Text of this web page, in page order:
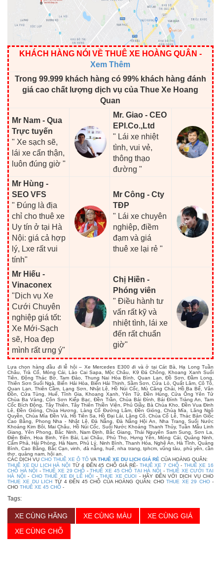
KHÁCH HÀNG NÓI VỀ THUÊ XE HOÀNG QUÂN -
Xem Thêm
Trong 99.999 khách hàng có 99% khách hàng đánh
giá cao chất lượng dịch vụ của Thue Xe Hoang
Quan
Mr Nam - Qua
Trực tuyến
" Xe sạch sẽ,
lái xe cẩn thận,
luôn đúng giờ "
Mr. Giao - CEO
EPI.Co.,Ltd
" Lái xe nhiệt
tình, vui vẻ,
thông thạo
đường "
Mr Hùng -
SEO VFS
" Đúng là địa
chỉ cho thuê xe
Uy tín ở tại Hà
Nội: giá cả hợp
lý, Lxe rất vui
tính"
Mr Công - Cty
TĐP
" Lái xe chuyên
nghiệp, điềm
đạm và giá
thuê xe lại rẻ "
Mr Hiếu -
Vinaconex
"Dịch vụ Xe
Cưới Chuyên
nghiệp giá tốt:
Xe Mới-Sạch
sẽ, Hoa đẹp
mình rất ưng ý"
Chị Hiền -
Phóng viên
" Điều hành tư
vấn rất kỹ và
nhiệt tình, lái xe
đến rất chuẩn
giờ"
Lựa chọn hàng đầu đi lễ hội – Xe Mercedes E300 đi và ở tại Cát Bà, Hạ Long Tuần
Châu, Trà Cổ, Móng Cái, Lào Cai Sapa, Mộc Châu, K9 Đá Chông, Khoang Xanh Suối
Tiên, Động Thác Bờ, Tam Đảo, Thung Nai Hòa Bình, Quan Lạn, Đồ Sơn, Đầm Long,
Thiên Sơn Suối Ngà, Biển Hải Hòa, Biển Hải Thịnh, Sầm Sơn, Cửa Lò, Quất Lâm, Cô Tô,
Quan Lạn, Thiên Cầm, Lạng Sơn, Nhật Lệ, Hồ Núi Cốc, Mù Căng Chải, Hồ Ba Bể, Vân
Đồn, Cửa Tùng, Huế, Tĩnh Gia, Khoang Xanh, Yên Tử, Đền Hùng, Cửa Ông Yên Tử
Chùa Ba Vàng, Côn Sơn Kiếp Bạc, Đền Trần, Chùa Bái Đính, Bái Đính Tràng An, Tam
Cốc Bích Động, Tây Thiên, Tây Thiên Thiền Viện, Phủ Giầy, Bà Chúa Kho, Đền Vua Đinh
Lê, Đền Gióng, Chùa Hương, Làng Cổ Đường Lâm, Đền Gióng, Chùa Mía, Lăng Ngô
Quyền, Chùa Mía Đền Và, Hồ Tiên Sa, Hồ Đại Lải, Lăng Cô, Chùa Cổ Lễ, Thác Bản Giốc
Cao Bằng, Phong Nha - Nhật Lệ, Đà Nẵng, Đà Nẵng Hội An, Nha Trang, Suối Nước
Khoáng Kim Bôi, Mai Châu, Hồ Núi Cốc, Suối Nước Khoáng Thanh Thủy, Tuần Mẫu Linh
Giang, Yên Phong, Bắc Ninh, Nam Định, Bắc Giang, Thái Nguyên Sam Sung, Sơn La,
Điện Biên, Hoa Binh, Yên Bái, Lai Châu, Phú Thọ, Hưng Yên, Móng Cái, Quảng Ninh,
Cẩm Phả, Hải Phòng, Hà Nam, Phủ Lý, Ninh Bình, Thanh Hóa, Nghệ An, Hà Tĩnh, Quảng
Bình, Cao Bằng, Bắc Cạn, vinh, đà nẵng, huế, nha trang, tphcm, vũng tàu, phú yên, cần
thơ, quảng nam, hội an.
CÁC DỊCH VỤ CHO THUÊ XE Ô TÔ VA THUÊ XE DU LỊCH GIÁ RẺ CỦA HOÀNG QUÂN:
THUÊ XE DU LỊCH HÀ NỘI TỪ 4 ĐẾN 45 CHỖ GIÁ RẺ- THUÊ XE 7 CHỖ- THUÊ XE 16
CHỖ HÀ NỘI -THUÊ XE 29 CHỖ -THUÊ XE 45 CHỖ TẠI HÀ NỘI -THUÊ XE CƯỚI TẠI
HÀ NỘI - CHO THUÊ XE ĐI LỄ HỘI -THUE XE CUOI - HÃY ĐẾN VỚI DỊCH VỤ CHO
THUE XE DU LICH TỪ 4 ĐẾN 45 CHỖ CỦA HOÀNG QUÂN: CHOTHUE XE 29 CHO-
CHO THUÊ XE 45 CHỖ -
Tags:
XE CÙNG HÃNG XE CÙNG MÀU
XE CÙNG GIÁ
XE CÙNG CHỖ